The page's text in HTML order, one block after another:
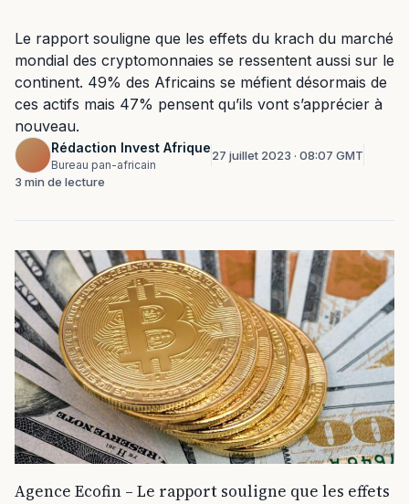
Le rapport souligne que les effets du krach du marché
mondial des cryptomonnaies se ressentent aussi sur le
continent. 49% des Africains se méfient désormais de
ces actifs mais 47% pensent qu’ils vont s’apprécier à
nouveau.
Rédaction Invest Afrique
Bureau pan-africain
27 juillet 2023 · 08:07 GMT
3 min de lecture
Agence Ecofin – Le rapport souligne que les effets